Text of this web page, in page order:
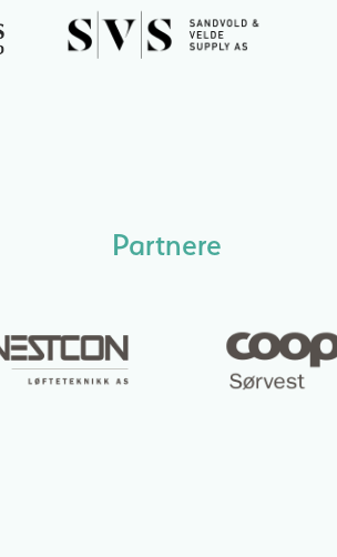
Partnere